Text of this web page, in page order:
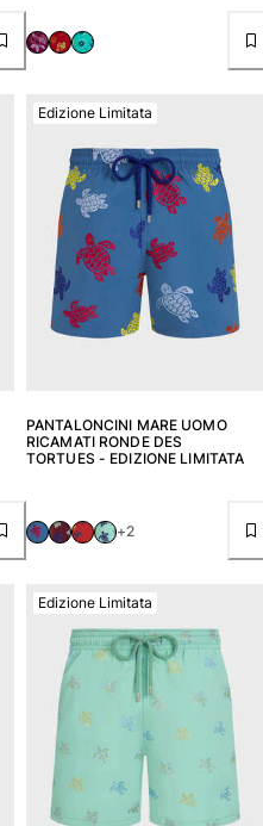
PANTALONCINI MARE UOMO
RICAMATI RONDE DES
TORTUES - EDIZIONE LIMITATA
Edizione Limitata
+2
Edizione Limitata